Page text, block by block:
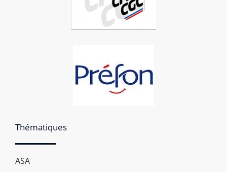
Thématiques
ASA